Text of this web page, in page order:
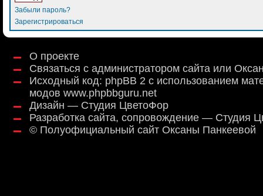
Забыли пароль?
Зарегистрироваться
О проекте
Связаться с администратором сайта или
Исходный код: phpBB 2 с использованием
модов www.phpbbguru.net
Дизайн — Студия ЦветоФор
Разработка сайта, сопровождение — Студия
© Полуофициальный сайт Оксаны Панкеевой